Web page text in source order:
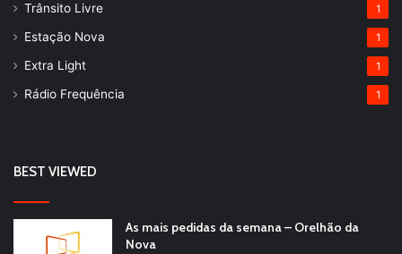
Trânsito Livre 1
Estação Nova 1
Extra Light 1
Rádio Frequência 1
BEST VIEWED
As mais pedidas da semana – Orelhão da
Nova